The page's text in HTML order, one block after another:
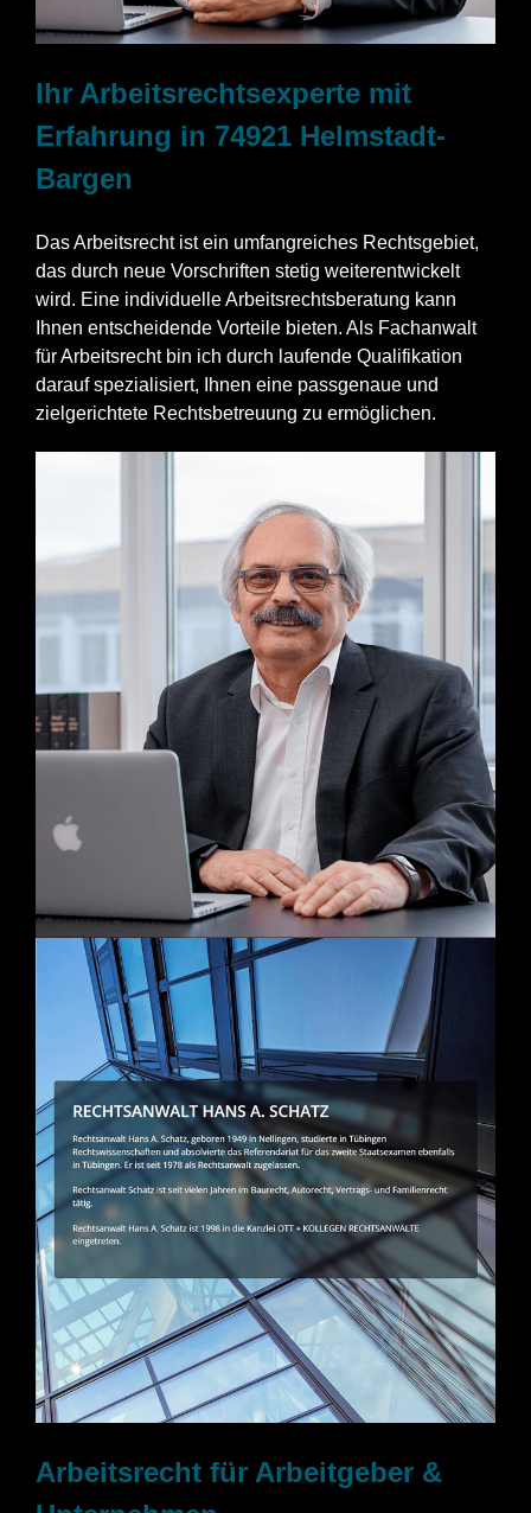
Ihr Arbeitsrechtsexperte mit
Erfahrung in 74921 Helmstadt-
Bargen
Das Arbeitsrecht ist ein umfangreiches Rechtsgebiet,
das durch neue Vorschriften stetig weiterentwickelt
wird. Eine individuelle Arbeitsrechtsberatung kann
Ihnen entscheidende Vorteile bieten. Als Fachanwalt
für Arbeitsrecht bin ich durch laufende Qualifikation
darauf spezialisiert, Ihnen eine passgenaue und
zielgerichtete Rechtsbetreuung zu ermöglichen.
Arbeitsrecht für Arbeitgeber &